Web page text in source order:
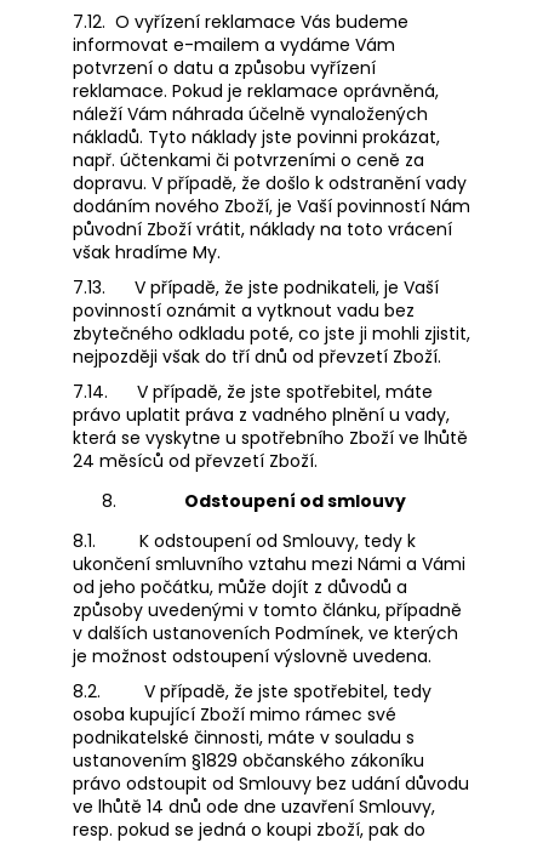
7.12. O vyřízení reklamace Vás budeme
informovat e-mailem a vydáme Vám
potvrzení o datu a způsobu vyřízení
reklamace. Pokud je reklamace oprávněná,
náleží Vám náhrada účelně vynaložených
nákladů. Tyto náklady jste povinni prokázat,
např. účtenkami či potvrzeními o ceně za
dopravu. V případě, že došlo k odstranění vady
dodáním nového Zboží, je Vaší povinností Nám
původní Zboží vrátit, náklady na toto vrácení
však hradíme My.
7.13.
V případě, že jste podnikateli, je Vaší
povinností oznámit a vytknout vadu bez
zbytečného odkladu poté, co jste ji mohli zjistit,
nejpozději však do tří dnů od převzetí Zboží.
7.14.
V případě, že jste spotřebitel, máte
právo uplatit práva z vadného plnění u vady,
která se vyskytne u spotřebního Zboží ve lhůtě
24 měsíců od převzetí Zboží.
Odstoupení od smlouvy
8.1.
K odstoupení od Smlouvy, tedy k
ukončení smluvního vztahu mezi Námi a Vámi
od jeho počátku, může dojít z důvodů a
způsoby uvedenými v tomto článku, případně
v dalších ustanoveních Podmínek, ve kterých
je možnost odstoupení výslovně uvedena.
8.2.
V případě, že jste spotřebitel, tedy
osoba kupující Zboží mimo rámec své
podnikatelské činnosti, máte v souladu s
ustanovením §1829 občanského zákoníku
právo odstoupit od Smlouvy bez udání důvodu
ve lhůtě 14 dnů ode dne uzavření Smlouvy,
resp. pokud se jedná o koupi zboží, pak do